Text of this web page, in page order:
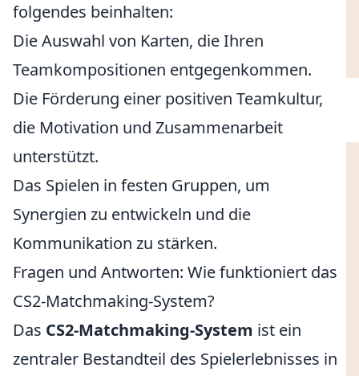
folgendes beinhalten:
Die Auswahl von Karten, die Ihren
Teamkompositionen entgegenkommen.
Die Förderung einer positiven Teamkultur,
die Motivation und Zusammenarbeit
unterstützt.
Das Spielen in festen Gruppen, um
Synergien zu entwickeln und die
Kommunikation zu stärken.
Fragen und Antworten: Wie funktioniert das
CS2-Matchmaking-System?
Das CS2-Matchmaking-System ist ein
zentraler Bestandteil des Spielerlebnisses in